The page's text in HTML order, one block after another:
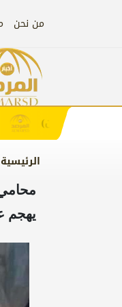
من نحن
الرئيسية
يهجم